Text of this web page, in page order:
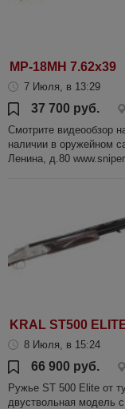
МР-18МН 7.62х39
7 Июля, в 13:29
37 700 руб.
Смотрите видеообзор
наличии в оружейном
Ленина, д.80
KRAL ST500
8 Июля, в 15:24
66 900 руб.
Ружье ST 500 Elite от
двуствольная модель